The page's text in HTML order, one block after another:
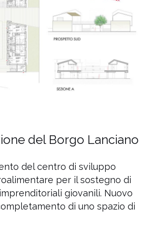
del Borgo Lanciano
del centro di sviluppo
per il sostegno di
giovanili. Nuovo
di uno spazio di